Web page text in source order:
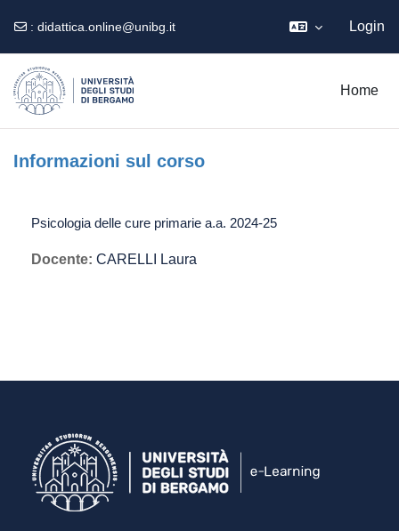
: didattica.online@unibg.it Login
Home
Informazioni sul corso
Psicologia delle cure primarie a.a. 2024-25
Docente: CARELLI Laura